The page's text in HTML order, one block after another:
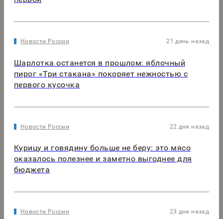
Новости России 21 день назад
Шарлотка останется в прошлом: яблочный
пирог «Три стакана» покоряет нежностью с
первого кусочка
Новости России 22 дня назад
Курицу и говядину больше не беру: это мясо
оказалось полезнее и заметно выгоднее для
бюджета
Новости России 23 дня назад